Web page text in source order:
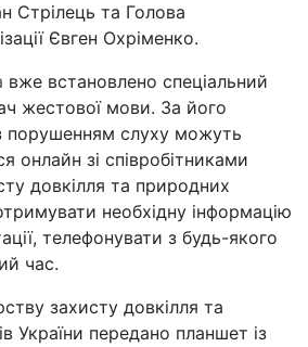
Стрілець та Голова
Євген Охріменко.
вже встановлено спеціальний
жестової мови. За його
слуху можуть
онлайн зі співробітниками
довкілля та природних
необхідну інформацію
телефонувати з будь-якого
час.
захисту довкілля та
України передано планшет із